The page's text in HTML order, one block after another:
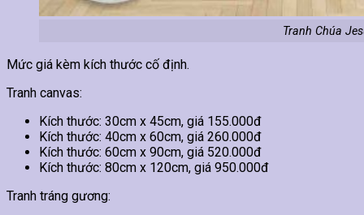
Tranh Chúa
Mức giá kèm kích thước cố định.
Tranh canvas:
Kích thước: 30cm x 45cm, giá 155.000đ
Kích thước: 40cm x 60cm, giá 260.000đ
Kích thước: 60cm x 90cm, giá 520.000đ
Kích thước: 80cm x 120cm, giá 950.000đ
Tranh tráng gương: